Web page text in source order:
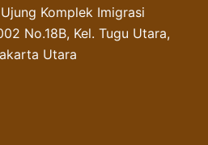
Komplek Imigrasi
No.18B, Kel. Tugu Utara,
Utara